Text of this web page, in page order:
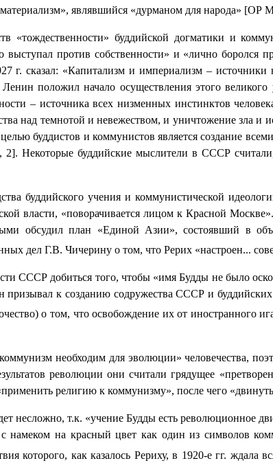
являвшийся «дурманом для народа» [ОР
«тождественности» буддийской догматики и
выступал против собственности» и «лично
г. сказал: «Капитализм и империализм –
Ленин положил начало осуществления этого
– источника всех низменных инстинктов
над темнотой и невежеством, и уничтожение зла
буддистов и коммунистов является создание
Некоторые буддийские мыслители в СССР
буддийского учения и коммунистической
власти, «поворачивается лицом к Красной
обсудил план «Единой Азии», состоявший в
дел Г.В. Чичерину о том, что Рерих «настроен...
СССР добиться того, чтобы «имя Будды не было
призывал к созданию содружества СССР и
о том, что освобождение их от
необходим для эволюции» человечества,
революции они считали грядущее
религию к коммунизму», после чего
несложно, т.к. «учение Будды есть
на красный цвет как один из символов
которого, как казалось Рериху, в 1920-е гг. ждала